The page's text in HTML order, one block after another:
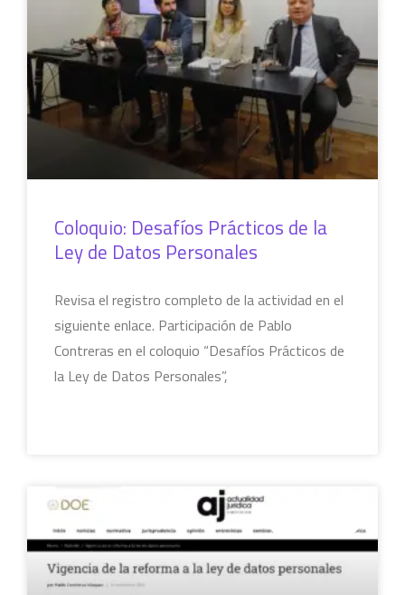
Coloquio: Desafíos Prácticos de la
Ley de Datos Personales
Revisa el registro completo de la actividad en el
siguiente enlace. Participación de Pablo
Contreras en el coloquio “Desafíos Prácticos de
la Ley de Datos Personales”,